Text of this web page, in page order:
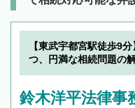
【東武宇都宮駅徒歩9
つ、円満な相続問題の
鈴木洋平法律事